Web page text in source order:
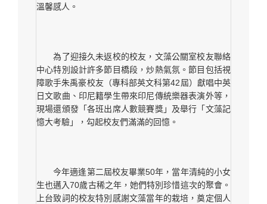
溫馨感人。
為了迎接久未返校的校友，文藻公關室校友聯絡
中心特別設計許多節目橋段，炒熱氣氛。節目包括視
障歌手朱禹豪校友（專科部英文科第42屆）獻唱中英
日文歌曲、印尼籍學生帶來印尼傳統樂器表演外等，
現場還頒發「各班出席人數競賽獎」及舉行「文藻記
憶大考驗」，勾起校友們滿滿的回憶。
今年適逢第二屆校友畢業50年，當年清純的小女
生也邁入70歲古稀之年，她們特別珍惜這次的聚會。
上台致詞的校友特別感謝文藻當年的栽培，奠定個人